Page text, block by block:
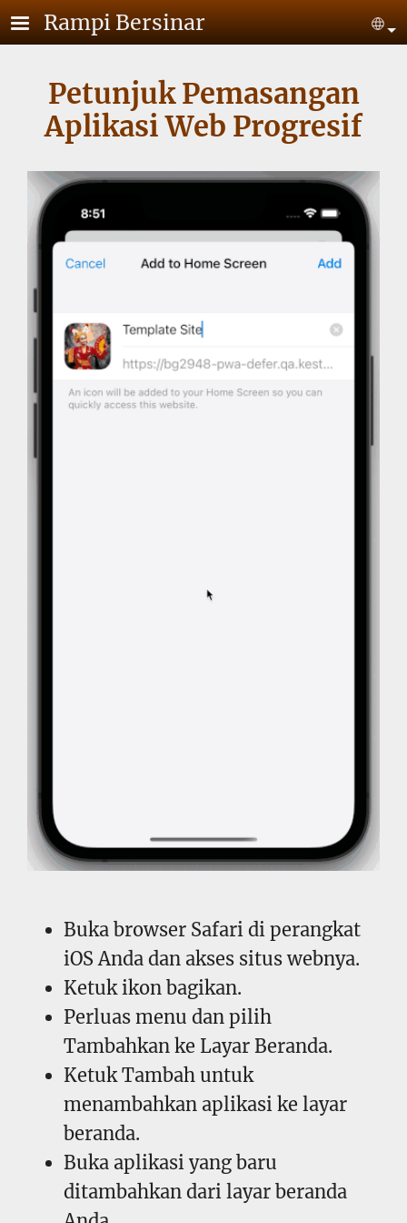
Lompat ke isi utama
Rampi Bersinar
Petunjuk Pemasangan
Aplikasi Web Progresif
Buka browser Safari di perangkat
iOS Anda dan akses situs webnya.
Ketuk ikon bagikan.
Perluas menu dan pilih
Tambahkan ke Layar Beranda.
Ketuk Tambah untuk
menambahkan aplikasi ke layar
beranda.
Buka aplikasi yang baru
ditambahkan dari layar beranda